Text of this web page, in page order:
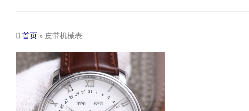
首页 » 皮带机械表